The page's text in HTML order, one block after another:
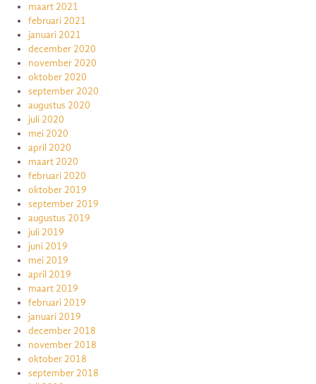
maart 2021
februari 2021
januari 2021
december 2020
november 2020
oktober 2020
september 2020
augustus 2020
juli 2020
mei 2020
april 2020
maart 2020
februari 2020
oktober 2019
september 2019
augustus 2019
juli 2019
juni 2019
mei 2019
april 2019
maart 2019
februari 2019
januari 2019
december 2018
november 2018
oktober 2018
september 2018